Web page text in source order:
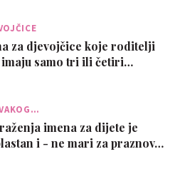
za djevojčice koje roditelji
imaju samo tri ili četiri…
imena za dijete je
i - ne mari za praznov…